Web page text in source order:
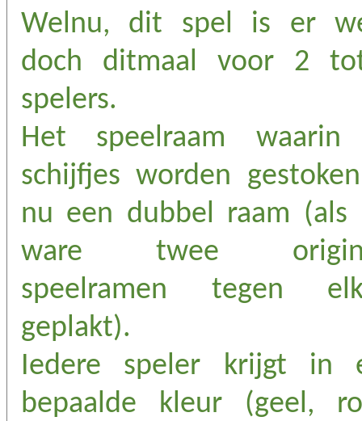
Welnu, dit spel is er
doch ditmaal voor 2
spelers.
Het speelraam waarin
schijfjes worden
nu een dubbel raam (als
ware twee
speelramen tegen
geplakt).
Iedere speler krijgt in
bepaalde kleur (geel,